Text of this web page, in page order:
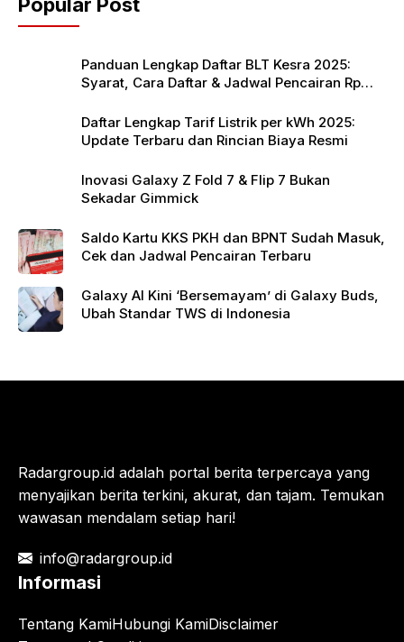
Panduan Lengkap Daftar BLT Kesra 2025:
Syarat, Cara Daftar & Jadwal Pencairan Rp
Daftar Lengkap Tarif Listrik per kWh 2025:
Update Terbaru dan Rincian Biaya Resmi
Inovasi Galaxy Z Fold 7 & Flip 7 Bukan
Sekadar Gimmick
Saldo Kartu KKS PKH dan BPNT Sudah Masuk,
Cek dan Jadwal Pencairan Terbaru
Galaxy AI Kini ‘Bersemayam’ di Galaxy Buds,
Ubah Standar TWS di Indonesia
Radargroup.id adalah portal berita terpercaya yang
menyajikan berita terkini, akurat, dan tajam. Temukan
wawasan mendalam setiap hari!
info@radargroup.id
Informasi
Tentang KamiHubungi KamiDisclaimer